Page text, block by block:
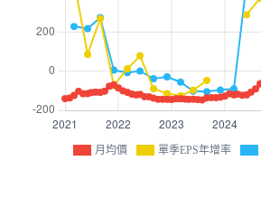
月均價 單季EPS年增率